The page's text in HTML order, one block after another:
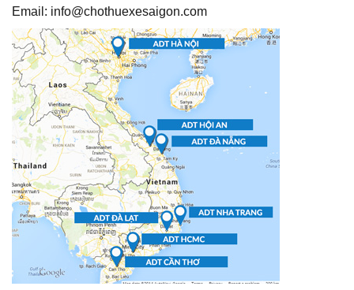
Email: info@chothuexesaigon.com